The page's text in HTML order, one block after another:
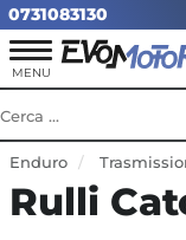
0731083130
Enduro
Rulli